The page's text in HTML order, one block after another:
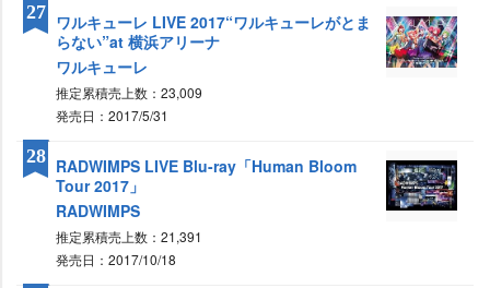
ワルキューレ LIVE 2017“ワルキューレがとま
らない”at 横浜アリーナ
ワルキューレ
推定累積売上数：23,009
発売日：2017/5/31
27
RADWIMPS LIVE Blu-ray「Human Bloom
Tour 2017」
RADWIMPS
推定累積売上数：21,391
発売日：2017/10/18
28